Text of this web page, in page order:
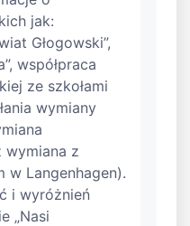
jak:
Głogowski”,
współpraca
ze szkołami
wymiany
wymiana z
w Langenhagen).
i wyróżnień
„Nasi